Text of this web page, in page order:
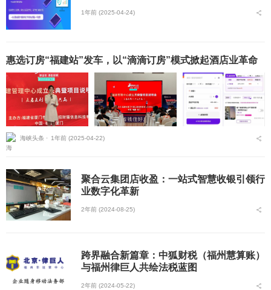
1年前 (2025-04-24)
惠选订房“福建站”发车，以“滴滴订房”模式掀起酒店业革命
海峡头条 ⋅ 1年前 (2025-04-22)
聚合云集团店收盈：一站式智慧收银引领行
业数字化革新
2年前 (2024-08-25)
跨界融合新篇章：中狐财税（福州慧算账）
与福州律巨人共绘法税蓝图
2年前 (2024-05-22)